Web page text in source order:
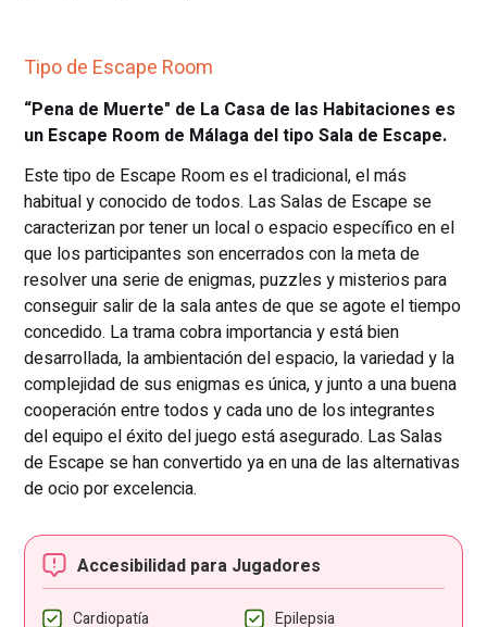
Tipo de Escape Room
“Pena de Muerte" de La Casa de las Habitaciones es
un Escape Room de Málaga del tipo Sala de Escape.
Este tipo de Escape Room es el tradicional, el más
habitual y conocido de todos. Las Salas de Escape se
caracterizan por tener un local o espacio específico en el
que los participantes son encerrados con la meta de
resolver una serie de enigmas, puzzles y misterios para
conseguir salir de la sala antes de que se agote el tiempo
concedido. La trama cobra importancia y está bien
desarrollada, la ambientación del espacio, la variedad y la
complejidad de sus enigmas es única, y junto a una buena
cooperación entre todos y cada uno de los integrantes
del equipo el éxito del juego está asegurado. Las Salas
de Escape se han convertido ya en una de las alternativas
de ocio por excelencia.
Accesibilidad para Jugadores
Cardiopatía
Epilepsia